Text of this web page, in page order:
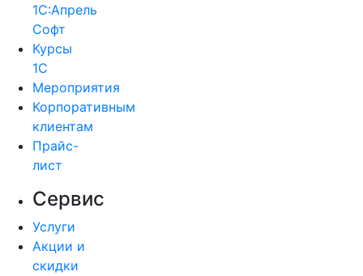
1С:Апрель
Софт
Курсы
1С
Мероприятия
Корпоративным
клиентам
Прайс-
лист
Сервис
Услуги
Акции и
скидки